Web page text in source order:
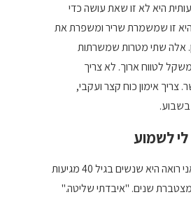
היא לא זו שאת עושה כדי
היא זו שמשמרת שריר ומשפרת את
אלה שתי מטרות שמשרתות
לטווח ארוך. לא צריך
צריך אימון כוח קצר ועקבי,
לשמוע
הבעיה הגדולה שאני רואה היא שנשים בגיל 40 מגיעות
שנים. "איבדתי שליטה."